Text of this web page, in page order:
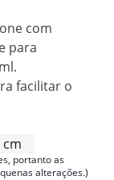
com
para
facilitar o
cm
portanto as
alterações.)